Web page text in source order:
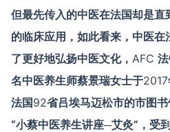
但最先传入的中医在法国却是
的临床应用，如此看来，中医
了更好地弘扬中医文化， AFC
名中医养生师蔡景瑞女士于2017
法国92省吕埃马迈松市的市图
“小蔡中医养生讲座─艾灸”，受